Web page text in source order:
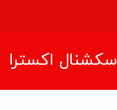
سکشنال اکسترا